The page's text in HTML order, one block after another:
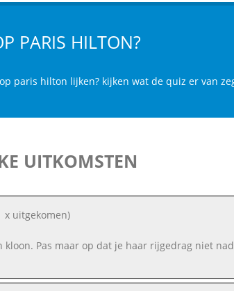
PARIS HILTON?
paris hilton lijken? kijken wat de quiz er van
UITKOMSTEN
x uitgekomen)
kloon. Pas maar op dat je haar rijgedrag niet